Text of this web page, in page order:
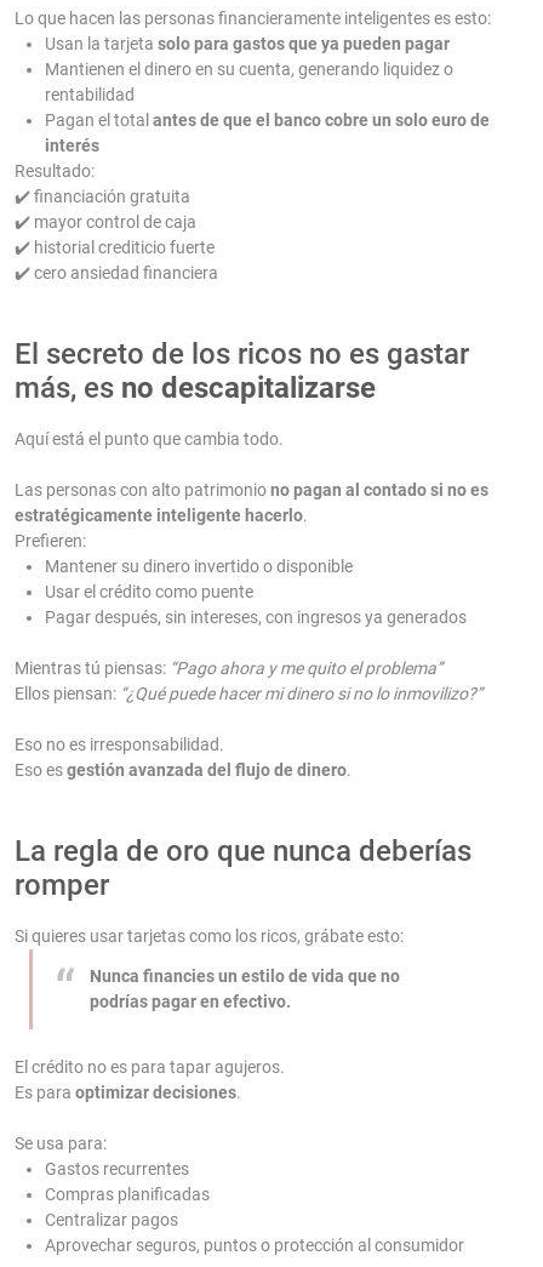
Lo que hacen las personas financieramente inteligentes es esto:
Usan la tarjeta solo para gastos que ya pueden pagar
Mantienen el dinero en su cuenta, generando liquidez o
rentabilidad
Pagan el total antes de que el banco cobre un solo euro de
interés
Resultado:
✔️ financiación gratuita
✔️ mayor control de caja
✔️ historial crediticio fuerte
✔️ cero ansiedad financiera
El secreto de los ricos no es gastar
más, es no descapitalizarse
Aquí está el punto que cambia todo.
Las personas con alto patrimoniono pagan al contado si no es
estratégicamente inteligente hacerlo.
Prefieren:
Mantener su dinero invertido o disponible
Usar el crédito como puente
Pagar después, sin intereses, con ingresos ya generados
Mientras tú piensas: “Pago ahora y me quito el problema”
Ellos piensan: “¿Qué puede hacer mi dinero si no lo inmovilizo?”
Eso no es irresponsabilidad.
Eso esgestión avanzada del flujo de dinero.
La regla de oro que nunca deberías
romper
Si quieres usar tarjetas como los ricos, grábate esto:
Nunca financies un estilo de vida que no
podrías pagar en efectivo.
El crédito no es para tapar agujeros.
Es para optimizar decisiones.
Se usa para:
Gastos recurrentes
Compras planificadas
Centralizar pagos
Aprovechar seguros, puntos o protección al consumidor